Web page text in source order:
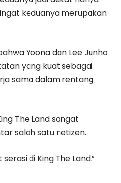
keduanya merupakan
Yoona dan Lee Junho
yang kuat sebagai
sama dalam rentang
The Land sangat
salah satu netizen.
di King The Land,”